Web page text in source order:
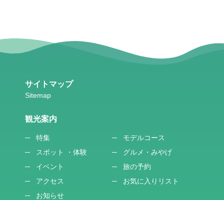
サイトマップ
観光案内
特集
モデルコース
スポット ・体験
グルメ・みやげ
イベント
旅の予約
アクセス
お気に入りリスト
お知らせ